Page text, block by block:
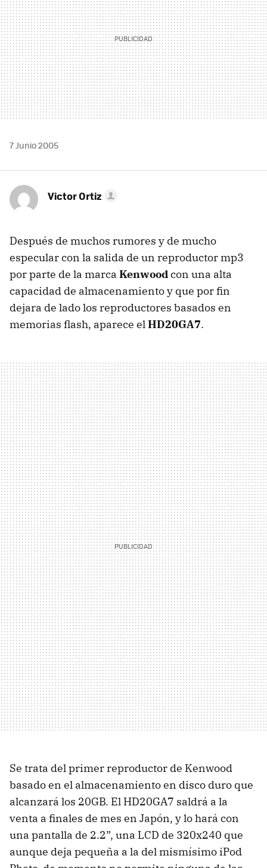
7 Junio 2005
Victor Ortiz
Después de muchos rumores y de mucho
especular con la salida de un reproductor mp3
por parte de la marca Kenwoodcon una alta
capacidad de almacenamiento y que por fin
dejara de lado los reproductores basados en
memorias flash, aparece elHD20GA7.
Se trata del primer reproductor de Kenwood
basado en el almacenamiento en disco duro que
alcanzará los 20GB. El HD20GA7 saldrá a la
venta a finales de mes en Japón, y lo hará con
una pantalla de 2.2”, una LCD de 320x240 que
aunque deja pequeña a la del mismísimo iPod